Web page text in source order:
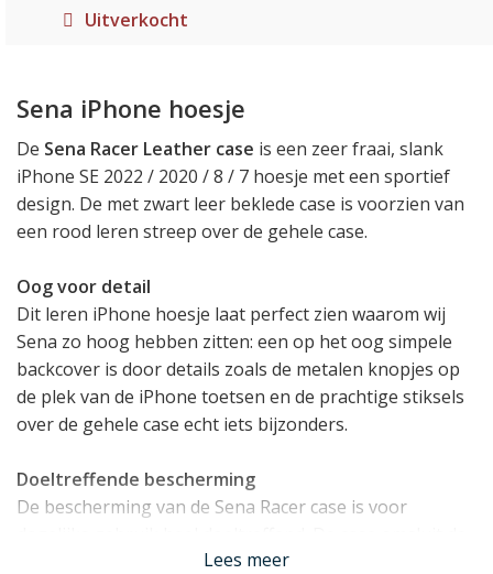
Uitverkocht
Sena iPhone hoesje
De Sena Racer Leather case is een zeer fraai, slank
iPhone SE 2022 / 2020 / 8 / 7 hoesje met een sportief
design. De met zwart leer beklede case is voorzien van
een rood leren streep over de gehele case.
Oog voor detail
Dit leren iPhone hoesje laat perfect zien waarom wij
Sena zo hoog hebben zitten: een op het oog simpele
backcover is door details zoals de metalen knopjes op
de plek van de iPhone toetsen en de prachtige stiksels
over de gehele case echt iets bijzonders.
Doeltreffende bescherming
De bescherming van de Sena Racer case is voor
iPhone bijna volledig: op de onderkant na bedekt hij
Lees meer